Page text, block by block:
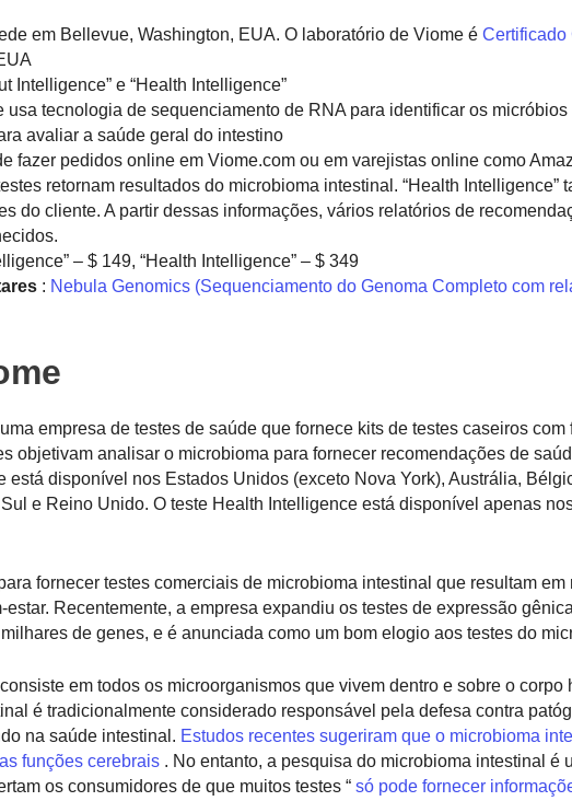
em Bellevue, Washington, EUA. O laboratório de Viome é Certificado
Intelligence” e “Health Intelligence”
usa tecnologia de sequenciamento de RNA para identificar os
avaliar a saúde geral do intestino
fazer pedidos online em Viome.com ou em varejistas online como
retornam resultados do microbioma intestinal. “Health Intelligence”
do cliente. A partir dessas informações, vários relatórios de
– $ 149, “Health Intelligence” – $ 349
: Nebula Genomics (Sequenciamento do Genoma Completo com
empresa de testes de saúde que fornece kits de testes caseiros
objetivam analisar o microbioma para fornecer recomendações de
está disponível nos Estados Unidos (exceto Nova York), Austrália,
e Reino Unido. O teste Health Intelligence está disponível apenas
fornecer testes comerciais de microbioma intestinal que resultam em
Recentemente, a empresa expandiu os testes de expressão
de genes, e é anunciada como um bom elogio aos testes do
em todos os microorganismos que vivem dentro e sobre o corpo
é tradicionalmente considerado responsável pela defesa contra
na saúde intestinal. Estudos recentes sugeriram que o microbioma
funções cerebrais . No entanto, a pesquisa do microbioma intestinal é
os consumidores de que muitos testes “ só pode fornecer